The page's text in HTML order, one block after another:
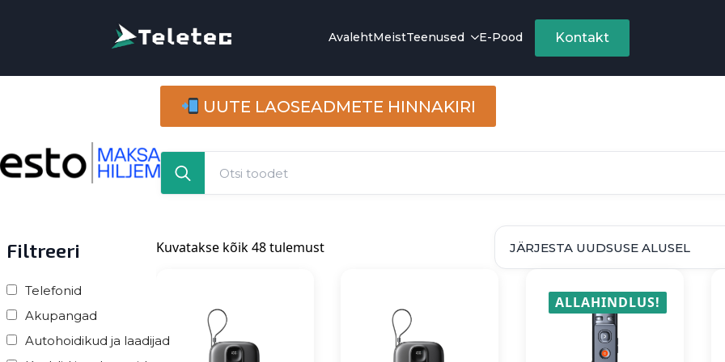
AvalehtMeistTeenused E-Pood Kontakt
UUTE LAOSEADMETE HINNAKIRI
Search
for:
Filtreeri
Telefonid
Akupangad
Autohoidikud ja laadijad
Kuvatakse kõik 48 tulemustSorted
ALLAHINDLUS!